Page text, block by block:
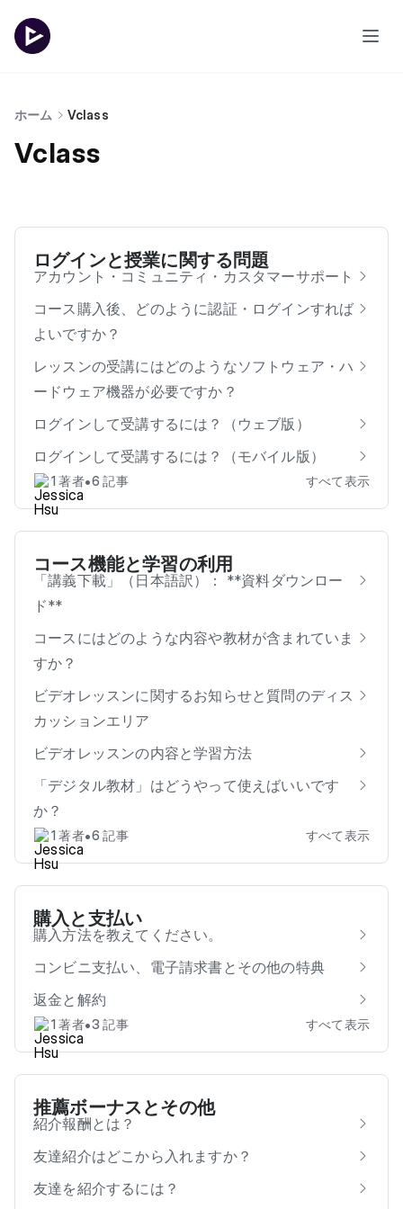
ホーム Vclass
Vclass
ログインと授業に関する問題
アカウント・コミュニティ・カスタマーサポート
コース購入後、どのように認証・ログインすれば
よいですか？
レッスンの受講にはどのようなソフトウェア・ハ
ードウェア機器が必要ですか？
ログインして受講するには？（ウェブ版）
ログインして受講するには？（モバイル版）
1 著者•6 記事 すべて表示
コース機能と学習の利用
「講義下載」（日本語訳）： **資料ダウンロー
ド**
コースにはどのような内容や教材が含まれていま
すか？
ビデオレッスンに関するお知らせと質問のディス
カッションエリア
ビデオレッスンの内容と学習方法
「デジタル教材」はどうやって使えばいいです
か？
1 著者•6 記事 すべて表示
購入と支払い
購入方法を教えてください。
コンビニ支払い、電子請求書とその他の特典
返金と解約
1 著者•3 記事 すべて表示
推薦ボーナスとその他
紹介報酬とは？
友達紹介はどこから入れますか？
友達を紹介するには？